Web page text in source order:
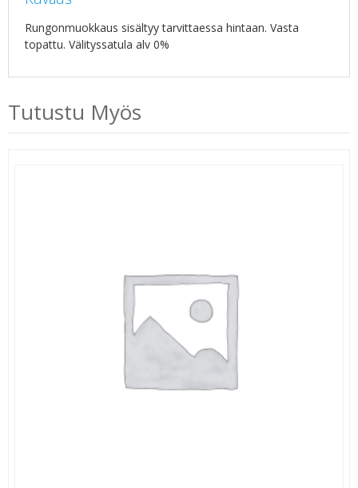
Rungonmuokkaus sisältyy tarvittaessa hintaan. Vasta
topattu. Välityssatula alv 0%
Tutustu Myös